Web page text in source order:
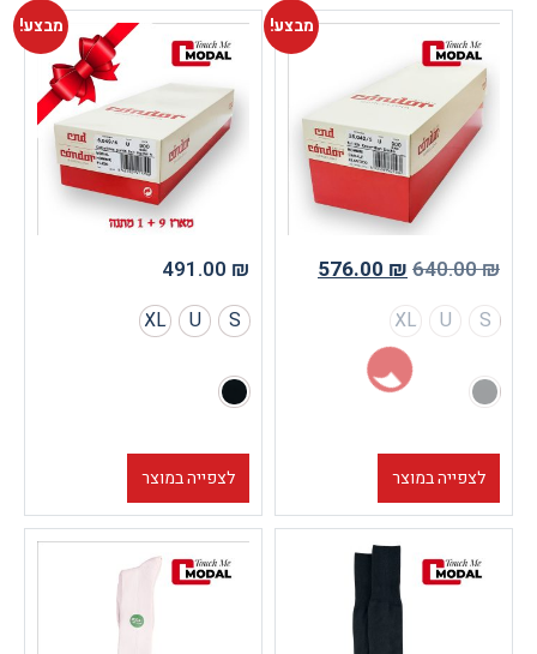
מבצע!
640.00
576.00₪
U
במוצר
מבצע!
491.00
U
XL
לצפייה במוצר